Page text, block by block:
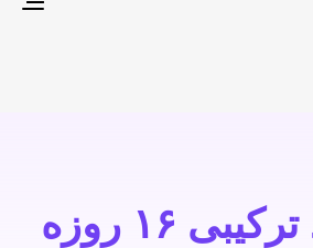
تور تایلند ترکیبی ۱۶ روزه